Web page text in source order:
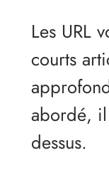
Les URL
courts
abordé,
dessus.